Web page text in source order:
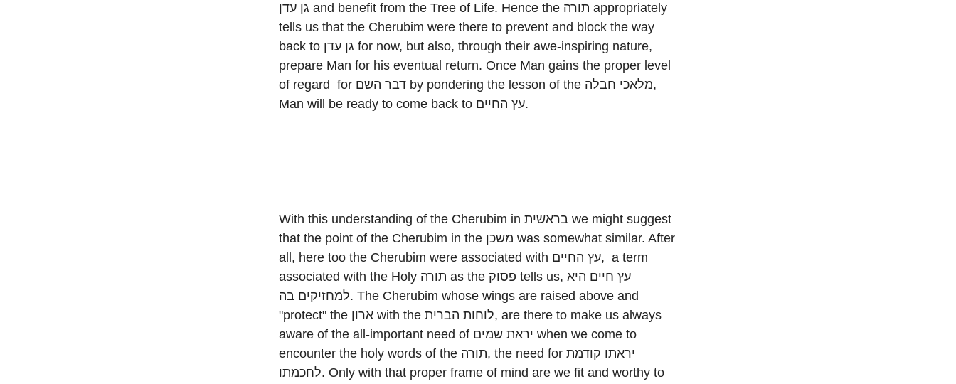
גן עדן and benefit from the Tree of Life. Hence the תורה appropriately
tells us that the Cherubim were there to prevent and block the way
back to גן עדן for now, but also, through their awe-inspiring nature,
prepare Man for his eventual return. Once Man gains the proper level
of regard for דבר השם by pondering the lesson of the מלאכי חבלה,
Man will be ready to come back to עץ החיים.
With this understanding of the Cherubim in בראשית we might suggest
that the point of the Cherubim in the משכן was somewhat similar. After
all, here too the Cherubim were associated with עץ החיים, a term
associated with the Holy תורה as the פסוק tells us, עץ חיים היא
למחזיקים בה. The Cherubim whose wings are raised above and
"protect" the ארון with the לוחות הברית, are there to make us always
aware of the all-important need of יראת שמים when we come to
encounter the holy words of the תורה, the need for יראתו קודמת
לחכמתו. Only with that proper frame of mind are we fit and worthy to